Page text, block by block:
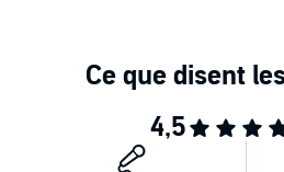
Lorsque vous achetez ce titre, le fichier
disponible dans votre confirmation
>> Ce livre audio en version intégrale